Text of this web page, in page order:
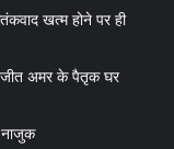
खत्म होने पर ही
अमर के पैतृक घर
नाजुक